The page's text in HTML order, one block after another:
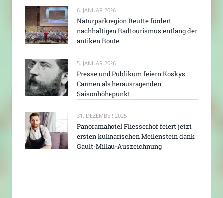
6. JANUAR 2026
Naturparkregion Reutte fördert
nachhaltigen Radtourismus entlang der
antiken Route
5. JANUAR 2026
Presse und Publikum feiern Koskys
Carmen als herausragenden
Saisonhöhepunkt
31. DEZEMBER 2025
Panoramahotel Fliesserhof feiert jetzt
ersten kulinarischen Meilenstein dank
Gault-Millau-Auszeichnung